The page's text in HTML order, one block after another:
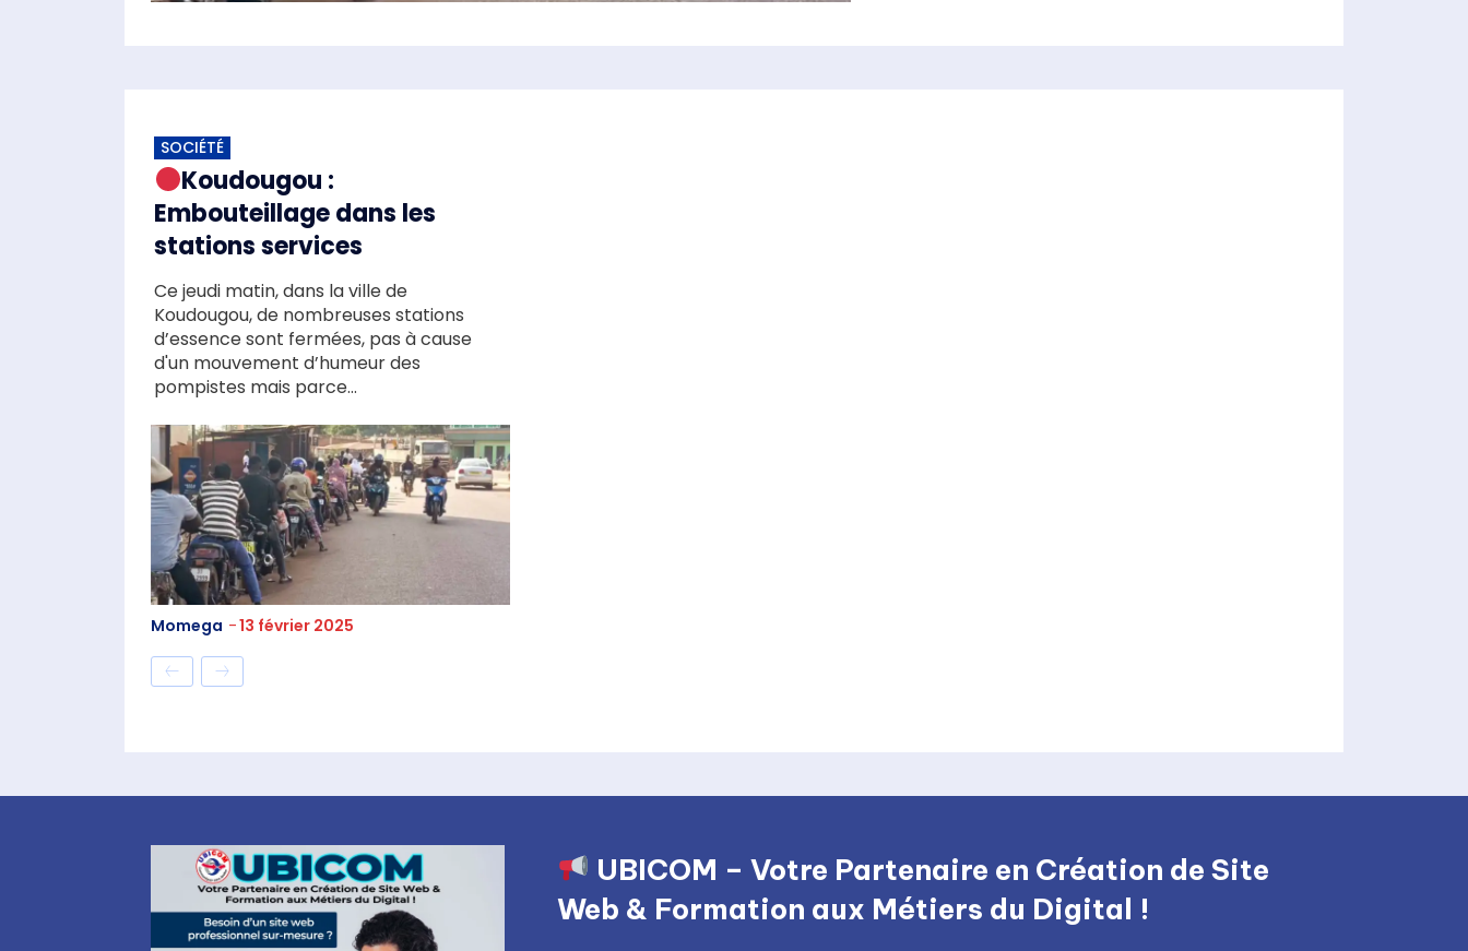
SOCIÉTÉ
Koudougou :
Embouteillage dans les
stations services
Ce jeudi matin, dans la ville de
Koudougou, de nombreuses stations
d’essence sont fermées, pas à cause
d'un mouvement d’humeur des
pompistes mais parce...
Momega -13 février 2025
UBICOM – Votre Partenaire en Création de Site
Web & Formation aux Métiers du Digital !